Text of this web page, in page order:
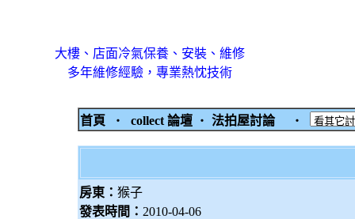
大樓、店面冷氣保養、安裝、維修
多年維修經驗，專業熱忱技術
首頁 ‧ collect 論壇 ‧ 法拍屋討論 ‧
房東： 猴子
發表時間： 2010-04-06